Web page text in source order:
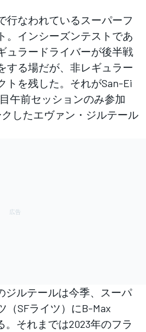
なわれているスーパーフ
。インシーズンテストであ
ュラードライバーが後半戦
する場だが、非レギュラー
トを残した。それがSan-Ei
午前セッションのみ参加
したエヴァン・ジルテール
ジルテールは今季、スーパ
（SFライツ）にB-Max
。それまでは2023年のフラ